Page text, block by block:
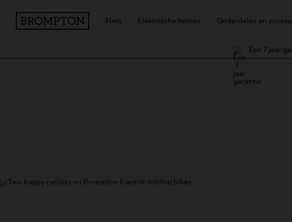
Fiets Elektrische fietsen Onderdelen en
Een 7 jaar
Er gaat niets boven verkennen op twee wielen. We spraken met
Brompton Electric rijders in heel Europa om te zien waar zij hun